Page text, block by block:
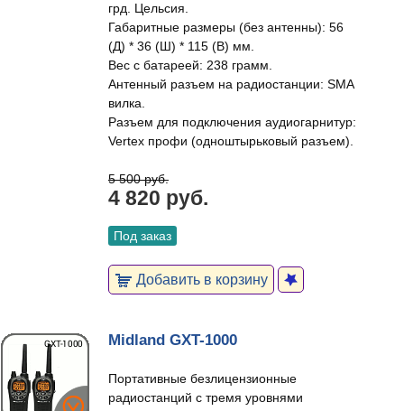
грд. Цельсия.
Габаритные размеры (без антенны): 56
(Д) * 36 (Ш) * 115 (В) мм.
Вес с батареей: 238 грамм.
Антенный разъем на радиостанции: SMA
вилка.
Разъем для подключения аудиогарнитур:
Vertex профи (одноштырьковый разъем).
5 500 руб.
4 820 руб.
Под заказ
Добавить в корзину
Midland GXT-1000
Портативные безлицензионные
радиостанций с тремя уровнями